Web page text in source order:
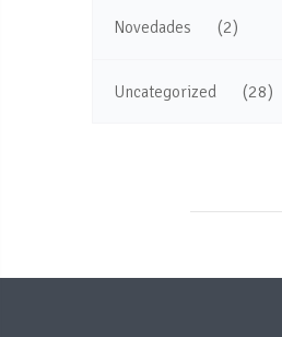
Novedades (2)
Uncategorized (28)